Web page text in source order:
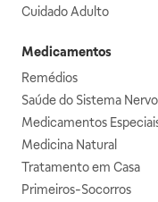
Cuidado Adulto
Medicamentos
Remédios
Saúde do Sistema
Medicamentos
Medicina Natural
Tratamento em Casa
Primeiros-Socorros